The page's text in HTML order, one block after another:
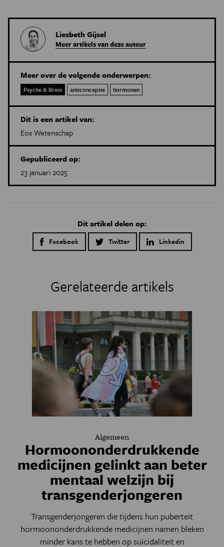
Liesbeth Gijsel
Meer artikels van deze auteur
Meer over de volgende onderwerpen:
Psyche & Brein anticonceptie hormonen
Dit is een artikel van:
Eos Wetenschap
Gepubliceerd op:
23 januari 2025
Dit artikel delen op:
Facebook Twitter Linkedin
Gerelateerde artikels
Algemeen
Hormoononderdrukkende
medicijnen gelinkt aan beter
mentaal welzijn bij
transgenderjongeren
Transgenderjongeren die tijdens hun puberteit
hormoononderdrukkende medicijnen namen bleken
minder kans te hebben op suïcidaliteit en